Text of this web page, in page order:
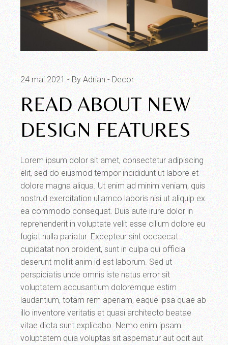
24 mai 2021 By Adrian Decor
READ ABOUT NEW
DESIGN FEATURES
Lorem ipsum dolor sit amet, consectetur adipiscing
elit, sed do eiusmod tempor incididunt ut labore et
dolore magna aliqua. Ut enim ad minim veniam, quis
nostrud exercitation ullamco laboris nisi ut aliquip ex
ea commodo consequat. Duis aute irure dolor in
reprehenderit in voluptate velit esse cillum dolore eu
fugiat nulla pariatur. Excepteur sint occaecat
cupidatat non proident, sunt in culpa qui officia
deserunt mollit anim id est laborum. Sed ut
perspiciatis unde omnis iste natus error sit
voluptatem accusantium doloremque estim
laudantium, totam rem aperiam, eaque ipsa quae ab
illo inventore veritatis et quasi architecto beatae
vitae dicta sunt explicabo. Nemo enim ipsam
voluptatem quia voluptas sit aspernatur aut odit aut